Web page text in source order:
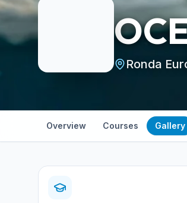
Ronda
Overview Courses Gallery